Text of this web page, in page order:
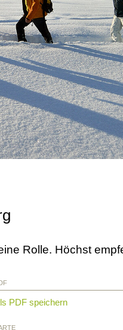
Rolle. Höchst
PDF speichern